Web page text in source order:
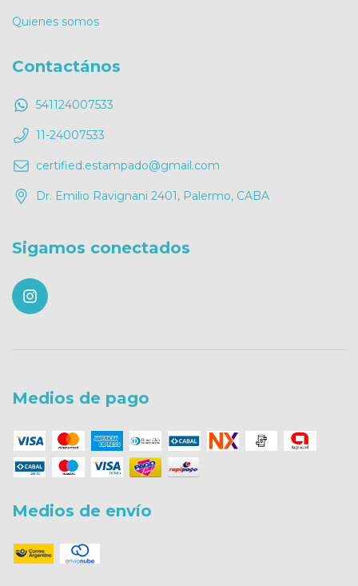
Quienes somos
Contactános
541124007533
11-24007533
certified.estampado@gmail.com
Dr. Emilio Ravignani 2401, Palermo, CABA
Sigamos conectados
Medios de pago
Medios de envío